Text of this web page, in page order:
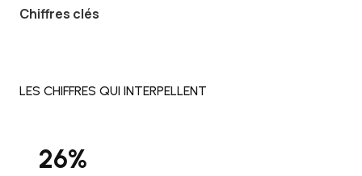
Chiffres clés
LES CHIFFRES QUI INTERPELLENT
26%